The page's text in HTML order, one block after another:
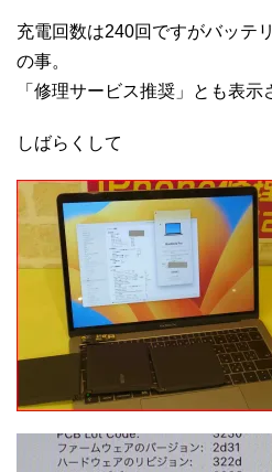
充電回数は240回ですがバッテ
の事。
「修理サービス推奨」とも表示
しばらくして